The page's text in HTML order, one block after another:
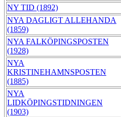
NY TID (1892)
NYA DAGLIGT ALLEHANDA
(1859)
NYA FALKÖPINGSPOSTEN
(1928)
NYA
KRISTINEHAMNSPOSTEN
(1885)
NYA
LIDKÖPINGSTIDNINGEN
(1903)